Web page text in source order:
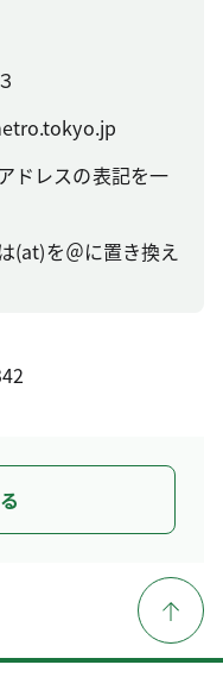
ドレスの表記を一
(at)を＠に置き換え